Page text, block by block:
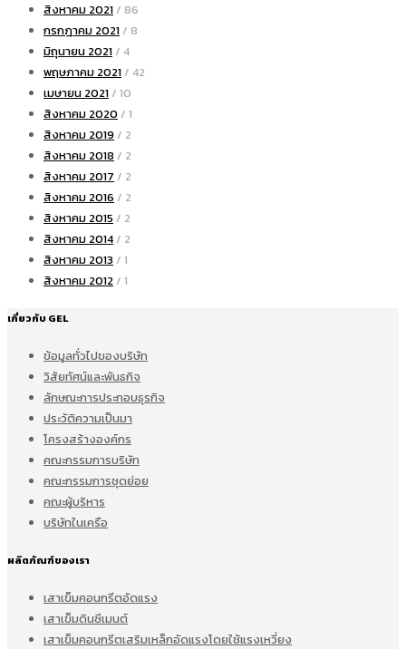
สิงหาคม 2021 / 86
กรกฎาคม 2021 / 8
มิถุนายน 2021 / 4
พฤษภาคม 2021 / 42
เมษายน 2021 / 10
สิงหาคม 2020 / 1
สิงหาคม 2019 / 2
สิงหาคม 2018 / 2
สิงหาคม 2017 / 2
สิงหาคม 2016 / 2
สิงหาคม 2015 / 2
สิงหาคม 2014 / 2
สิงหาคม 2013 / 1
สิงหาคม 2012 / 1
เกี่ยวกับ GEL
ข้อมูลทั่วไปของบริษัท
วิสัยทัศน์และพันธกิจ
ลักษณะการประกอบธุรกิจ
ประวัติความเป็นมา
โครงสร้างองค์กร
คณะกรรมการบริษัท
คณะกรรมการชุดย่อย
คณะผู้บริหาร
บริษัทในเครือ
ผลิตภัณฑ์ของเรา
เสาเข็มคอนกรีตอัดแรง
เสาเข็มดินซีเมนต์
เสาเข็มคอนกรีตเสริมเหล็กอัดแรงโดยใช้แรงเหวี่ยง